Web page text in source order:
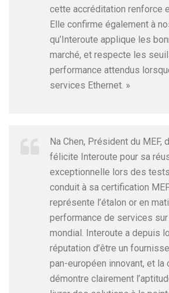
cette accréditation renforce
Elle confirme également à
qu’Interoute applique les
marché, et respecte les
performance attendus
services Ethernet. »
Na Chen, Président du MEF,
félicite Interoute pour sa
exceptionnelle lors des
conduit à sa certification
représente l’étalon or en
performance de services sur
mondial. Interoute a depuis
réputation d’être un
pan-européen innovant, et la
démontre clairement